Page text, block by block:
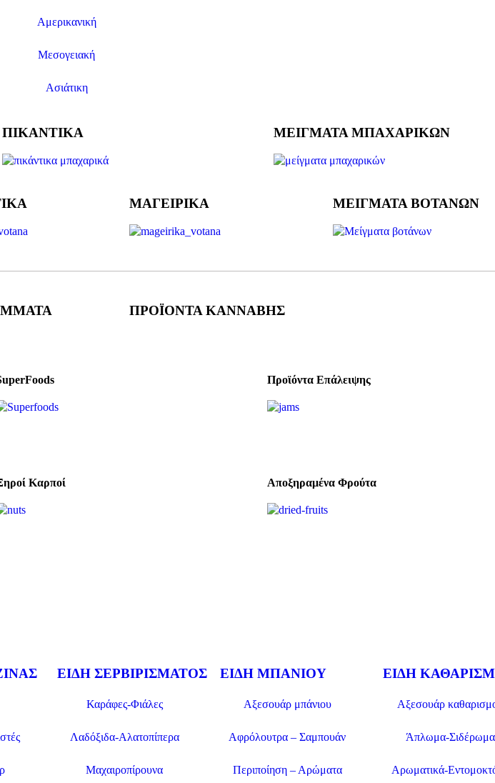
Αμερικανική
Μεσογειακή
Ασιάτικη
ΠΙΚΑΝΤΙΚΑ ΜΕΙΓΜΑΤΑ ΜΠΑΧΑΡΙΚΩΝ
ΜΑΓΕΙΡΙΚΑ ΜΕΙΓΜΑΤΑ ΒΟΤΑΝΩΝ
ΠΡΟΪΟΝΤΑ ΚΑΝΝΑΒΗΣ
Προϊόντα Επάλειψης
Καρποί Αποξηραμένα Φρούτα
ΕΊΔΗ ΣΕΡΒΙΡΊΣΜΑΤΟΣ
Καράφες-Φιάλες
Λαδόξιδα-Αλατοπίπερα
Μαχαιροπίρουνα
ΕΊΔΗ ΜΠΆΝΙΟΥ
Αξεσουάρ μπάνιου
Αφρόλουτρα – Σαμπουάν
Περιποίηση – Αρώματα
ΕΊΔΗ
Αξεσουάρ
Άπλωμα-Σιδέρωμα
Αρωματικά-